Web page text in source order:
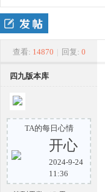
九
»
查看: 14870 | 回复: 0
四九版本库
TA的每日心情
开心
2024-9-24
11:36